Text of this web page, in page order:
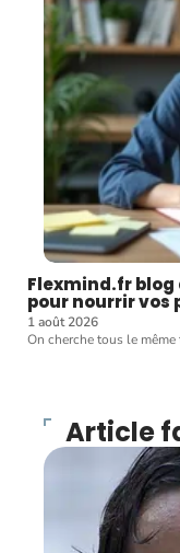
Flexmind.fr
pour nourrir vos
1 août 2026
On cherche tous le
Article